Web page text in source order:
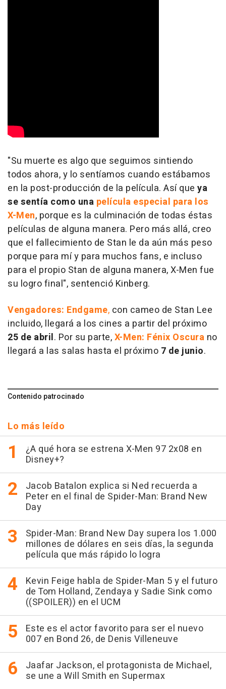
"Su muerte es algo que seguimos sintiendo
todos ahora, y lo sentíamos cuando estábamos
en la post-producción de la película. Así que ya
se sentía como una película especial para los
X-Men, porque es la culminación de todas éstas
películas de alguna manera. Pero más allá, creo
que el fallecimiento de Stan le da aún más peso
porque para mí y para muchos fans, e incluso
para el propio Stan de alguna manera, X-Men fue
su logro final", sentenció Kinberg.
Vengadores: Endgame, con cameo de Stan Lee
incluido, llegará a los cines a partir del próximo
25 de abril. Por su parte,X-Men: Fénix Oscura no
llegará a las salas hasta el próximo 7 de junio.
Contenido patrocinado
Lo más leído
¿A qué hora se estrena X-Men 97 2x08 en
Disney+?
Jacob Batalon explica si Ned recuerda a
Peter en el final de Spider-Man: Brand New
Day
Spider-Man: Brand New Day supera los 1.000
millones de dólares en seis días, la segunda
película que más rápido lo logra
Kevin Feige habla de Spider-Man 5 y el futuro
de Tom Holland, Zendaya y Sadie Sink como
((SPOILER)) en el UCM
Este es el actor favorito para ser el nuevo
007 en Bond 26, de Denis Villeneuve
Jaafar Jackson, el protagonista de Michael,
se une a Will Smith en Supermax